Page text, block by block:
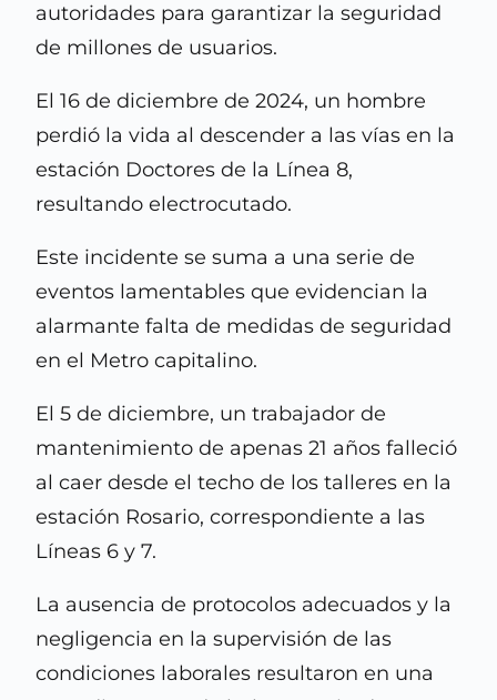
autoridades para garantizar la seguridad
de millones de usuarios.
El 16 de diciembre de 2024, un hombre
perdió la vida al descender a las vías en la
estación Doctores de la Línea 8,
resultando electrocutado.
Este incidente se suma a una serie de
eventos lamentables que evidencian la
alarmante falta de medidas de seguridad
en el Metro capitalino.
El 5 de diciembre, un trabajador de
mantenimiento de apenas 21 años falleció
al caer desde el techo de los talleres en la
estación Rosario, correspondiente a las
Líneas 6 y 7.
La ausencia de protocolos adecuados y la
negligencia en la supervisión de las
condiciones laborales resultaron en una